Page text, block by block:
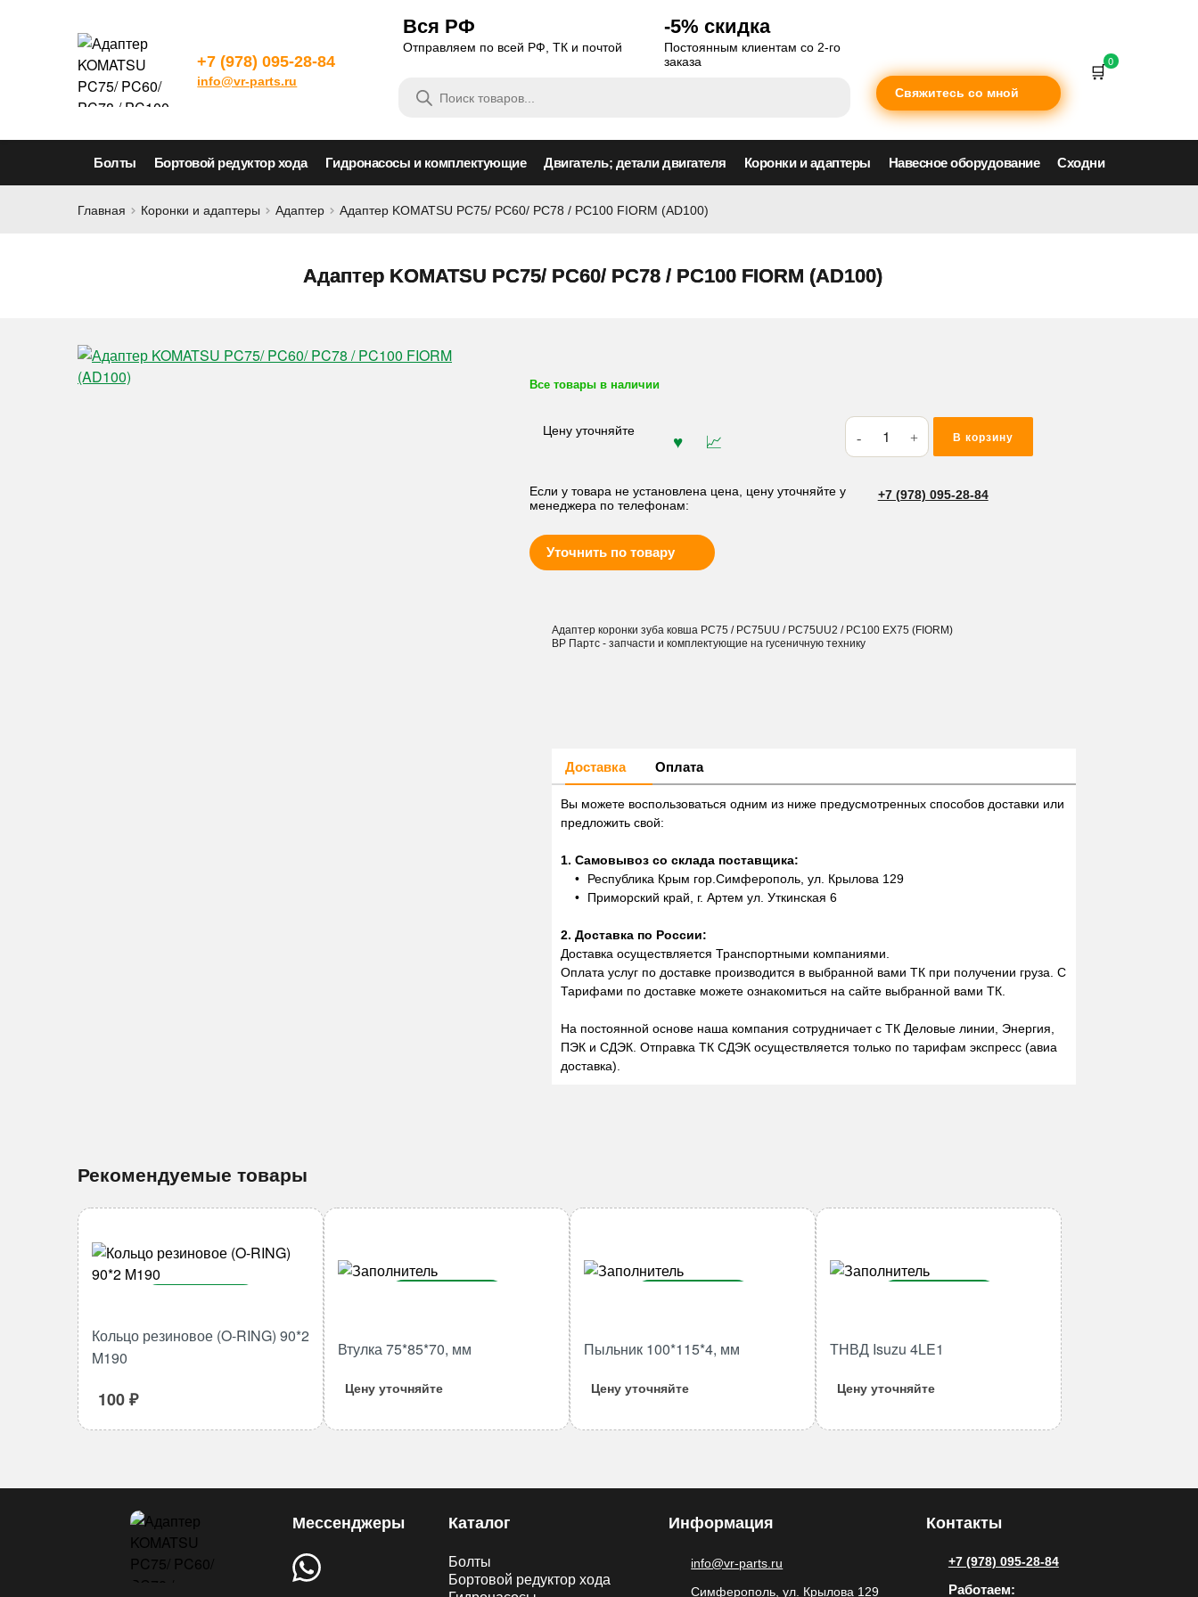
+7 (978) 095-28-84
info@vr-parts.ru
Вся РФ
Отправляем по всей РФ, ТК и почтой
-5% скидка
Постоянным клиентам со 2-го
заказа
товаров Свяжитесь со мной
0
Болты Бортовой редуктор хода Гидронасосы и комплектующие Двигатель; детали двигателя Коронки и адаптеры Навесное оборудование Сходни
Главная Коронки и адаптеры Адаптер Адаптер KOMATSU PC75/ PC60/ PC78 / PC100 FIORM (AD100)
Адаптер KOMATSU PC75/ PC60/ PC78 / PC100 FIORM (AD100)
Все товары в наличии
Цену уточняйте
Количество
товара
KOMATSU
(AD100)
В корзину
Если у товара не установлена цена, цену уточняйте у
менеджера по телефонам:
+7 (978) 095-28-84
Уточнить по товару
Адаптер коронки зуба ковша PC75 / PC75UU / PC75UU2 / PC100 EX75 (FIORM)
ВР Партс - запчасти и комплектующие на гусеничную технику
Доставка Оплата
Вы можете воспользоваться одним из ниже предусмотренных способов доставки или
предложить свой:
1. Самовывоз со склада поставщика:
Республика Крым гор.Симферополь, ул. Крылова 129
Приморский край, г. Артем ул. Уткинская 6
2. Доставка по России:
Доставка осуществляется Транспортными компаниями.
Оплата услуг по доставке производится в выбранной вами ТК при получении груза. С
Тарифами по доставке можете ознакомиться на сайте выбранной вами ТК.
На постоянной основе наша компания сотрудничает с ТК Деловые линии, Энергия,
ПЭК и СДЭК. Отправка ТК СДЭК осуществляется только по тарифам экспресс (авиа
доставка).
Рекомендуемые товары
Количество
Кольцо резиновое (O-RING) 90*2
M190
100₽
товара
Втулка 75*85*70, мм
Цену уточняйте
товара
Пыльник 100*115*4, мм
Цену уточняйте
товара
ТНВД Isuzu 4LE1
Цену уточняйте
Мессенджеры Каталог
Болты
Бортовой редуктор хода
Информация
info@vr-parts.ru
Симферополь, ул. Крылова 129
Контакты
+7 (978) 095-28-84
Работаем: